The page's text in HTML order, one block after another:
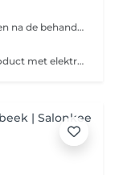
24 uur voor de behandeling scheren! 2 weken na de behandeling geen zon, zonnebank of bruiningscrème gebruiken
Bij deze behandeling verwijderen wij het product met elektrische frees en vijlen de nagels in gewenste vorm. Hierna verzorgen wij de nagels en handen met handcrème/nagelriemolie (van Dadi'óil)